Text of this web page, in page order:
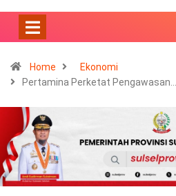
Home
Ekonomi
Pertamina Perketat Pengawasan…